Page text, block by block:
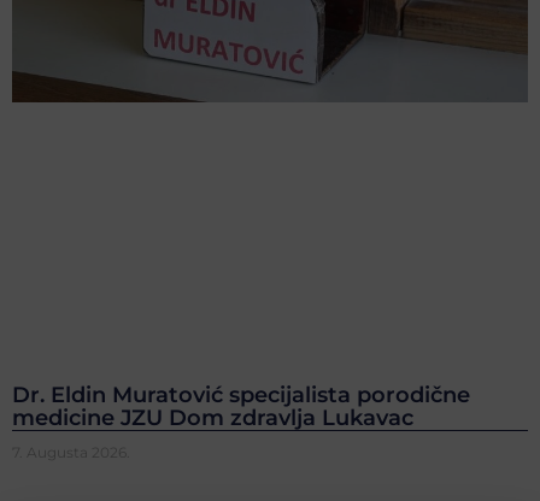
Dr. Eldin Muratović specijalista porodične
medicine JZU Dom zdravlja Lukavac
7. Augusta 2026.